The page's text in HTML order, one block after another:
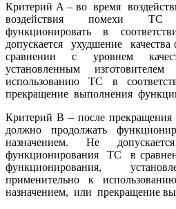
Критерий А – во время
воздействия помехи ТС
функционировать в
допускается ухудшение
сравнении с уровнем
установленным
использованию ТС в
прекращение выполнения
Критерий В – после
должно продолжать
назначением. Не
функционирования ТС в
функционирования,
применительно к
назначением, или прекращение